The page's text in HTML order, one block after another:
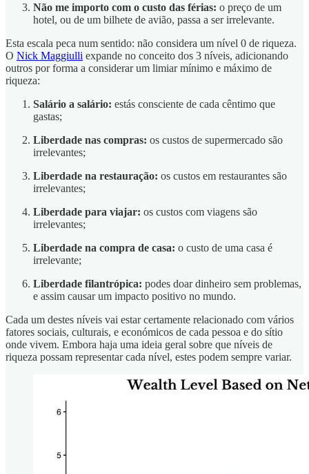
Não me importo com o custo das férias: o preço de um
hotel, ou de um bilhete de avião, passa a ser irrelevante.
Esta escala peca num sentido: não considera um nível 0 de riqueza.
O Nick Maggiulli expande no conceito dos 3 níveis, adicionando
outros por forma a considerar um limiar mínimo e máximo de
riqueza:
Salário a salário: estás consciente de cada cêntimo que
gastas;
Liberdade nas compras: os custos de supermercado são
irrelevantes;
Liberdade na restauração: os custos em restaurantes são
irrelevantes;
Liberdade para viajar: os custos com viagens são
irrelevantes;
Liberdade na compra de casa: o custo de uma casa é
irrelevante;
Liberdade filantrópica: podes doar dinheiro sem problemas,
e assim causar um impacto positivo no mundo.
Cada um destes níveis vai estar certamente relacionado com vários
fatores sociais, culturais, e económicos de cada pessoa e do sítio
onde vivem. Embora haja uma ideia geral sobre que níveis de
riqueza possam representar cada nível, estes podem sempre variar.